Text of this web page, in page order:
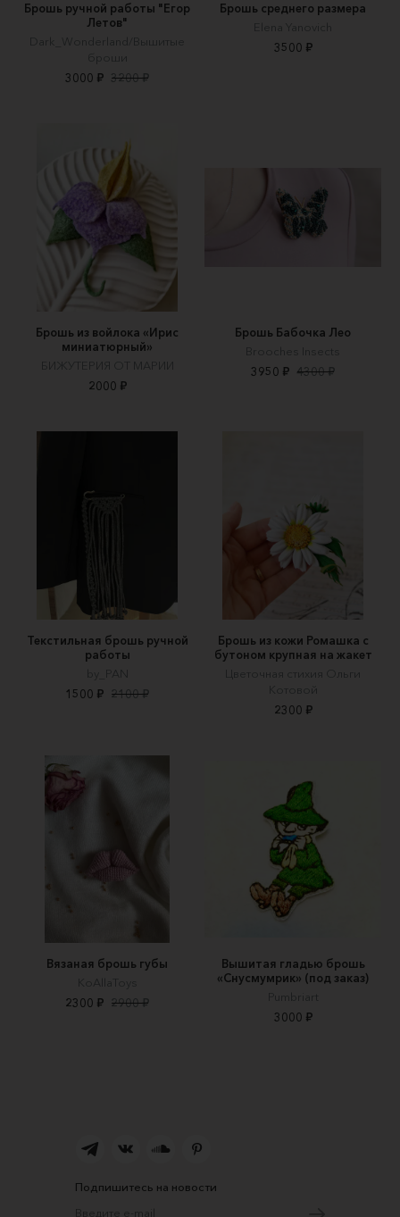
Брошь ручной работы "Егор
Летов"
Dark_Wonderland/Вышитые
броши
3000 ₽ 3200 ₽
Брошь среднего размера
Elena Yanovich
3500 ₽
Брошь из войлока «Ирис
миниатюрный»
БИЖУТЕРИЯ ОТ МАРИИ
2000 ₽
Брошь Бабочка Лео
Brooches Insects
3950 ₽ 4300 ₽
Текстильная брошь ручной
работы
by_PAN
1500 ₽ 2100 ₽
Брошь из кожи Ромашка с
бутоном крупная на жакет
Цветочная стихия Ольги
Котовой
2300 ₽
Вязаная брошь губы
KoAllaToys
2300 ₽ 2900 ₽
Вышитая гладью брошь
«Снусмумрик» (под заказ)
Pumbriart
3000 ₽
Подпишитесь на новости